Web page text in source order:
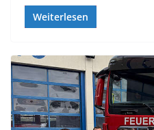
Weiterlesen